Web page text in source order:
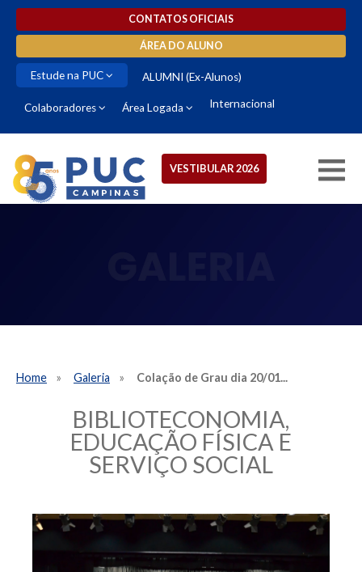
CONTATOS OFICIAIS
ÁREA DO ALUNO
Estude na PUC ALUMNI (Ex-Alunos)
Colaboradores Área Logada Internacional
VESTIBULAR 2026
Home Galeria Colação de Grau dia 20/01...
BIBLIOTECONOMIA,
EDUCAÇÃO FÍSICA E
SERVIÇO SOCIAL